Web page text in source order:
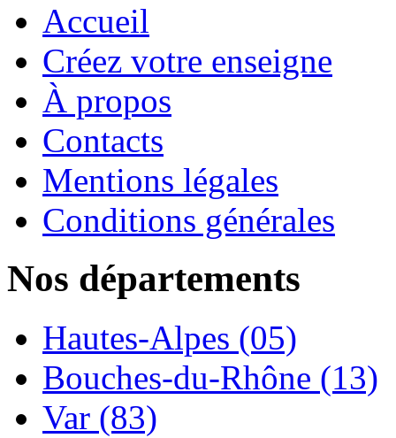
Accueil
Créez votre enseigne
À propos
Contacts
Mentions légales
Conditions générales
Nos départements
Hautes-Alpes (05)
Bouches-du-Rhône (13)
Var (83)